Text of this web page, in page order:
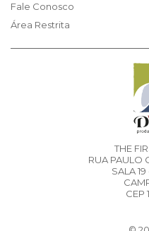
Fale Conosco
Área Restrita
THE
RUA PAULO
SALA
CEP